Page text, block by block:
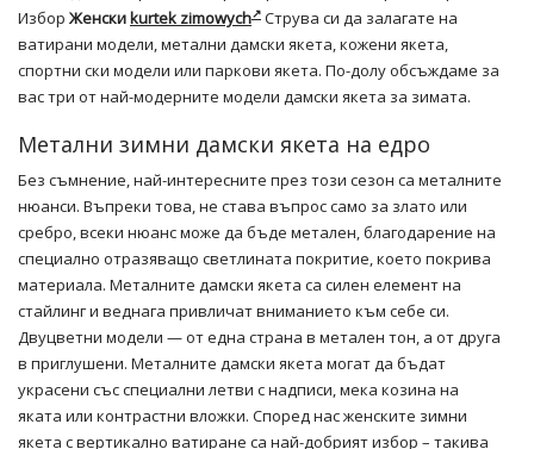
Избор Женскиkurtek zimowych
Струва си да залагате на
ватирани модели, метални дамски якета, кожени якета,
спортни ски модели или паркови якета. По-долу обсъждаме за
вас три от най-модерните модели дамски якета за зимата.
Метални зимни дамски якета на едро
Без съмнение, най-интересните през този сезон са металните
нюанси. Въпреки това, не става въпрос само за злато или
сребро, всеки нюанс може да бъде метален, благодарение на
специално отразяващо светлината покритие, което покрива
материала. Металните дамски якета са силен елемент на
стайлинг и веднага привличат вниманието към себе си.
Двуцветни модели — от една страна в метален тон, а от друга
в приглушени. Металните дамски якета могат да бъдат
украсени със специални летви с надписи, мека козина на
яката или контрастни вложки. Според нас женските зимни
якета с вертикално ватиране са най-добрият избор – такива